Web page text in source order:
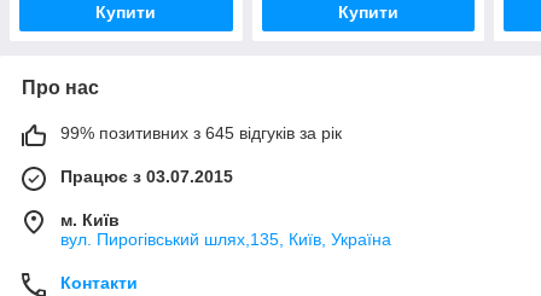
Купити Купити
Про нас
99% позитивних з 645 відгуків за рік
Працює з 03.07.2015
м. Київ
вул. Пирогівський шлях,135, Київ, Україна
Контакти